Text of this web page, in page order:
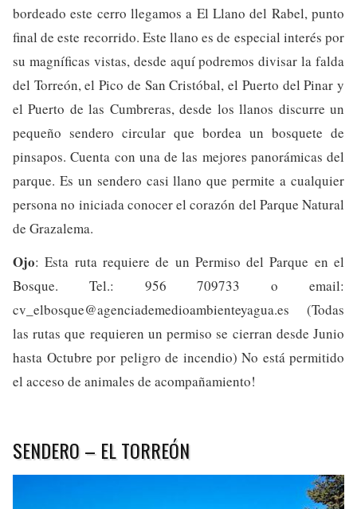
bordeado este cerro llegamos a El Llano del Rabel, punto
final de este recorrido. Este llano es de especial interés por
su magníficas vistas, desde aquí podremos divisar la falda
del Torreón, el Pico de San Cristóbal, el Puerto del Pinar y
el Puerto de las Cumbreras, desde los llanos discurre un
pequeño sendero circular que bordea un bosquete de
pinsapos. Cuenta con una de las mejores panorámicas del
parque. Es un sendero casi llano que permite a cualquier
persona no iniciada conocer el corazón del Parque Natural
de Grazalema.
Ojo: Esta ruta requiere de un Permiso del Parque en el
Bosque. Tel.: 956 709733 o email:
cv_elbosque@agenciademedioambienteyagua.es (Todas
las rutas que requieren un permiso se cierran desde Junio
hasta Octubre por peligro de incendio) No está permitido
el acceso de animales de acompañamiento!
SENDERO – EL TORREÓN